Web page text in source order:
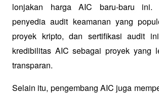
lonjakan harga AIC baru-baru ini.
penyedia audit keamanan yang
proyek kripto, dan sertifikasi audit
kredibilitas AIC sebagai proyek yang
transparan.
Selain itu, pengembang AIC juga